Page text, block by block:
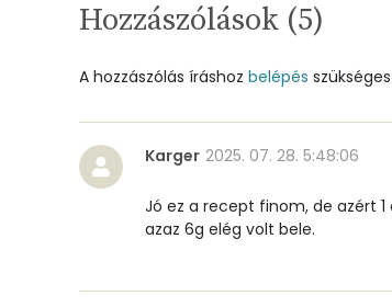
Összesen
Cukor
Hozzászólások (5)
A hozzászólás íráshoz belépés
Karger 2025. 07. 28. 5:48:06
Jó ez a recept finom, de azért
azaz 6g elég volt bele.